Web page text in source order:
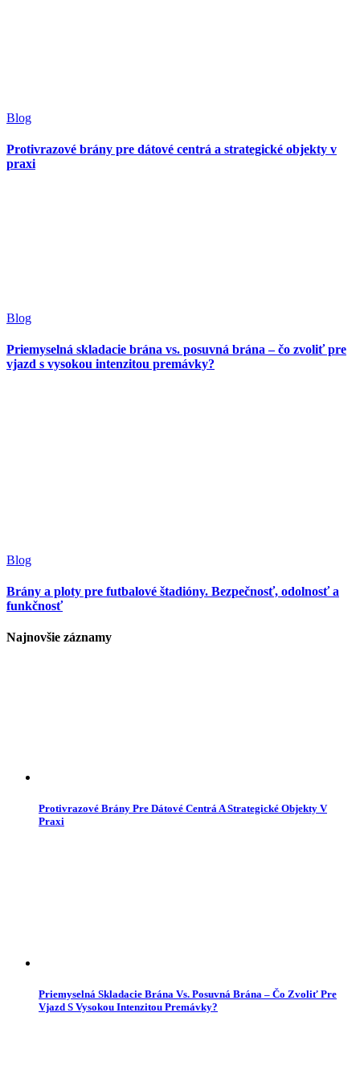
Blog
Protivrazové brány pre dátové centrá a strategické objekty v
praxi
Blog
Priemyselná skladacie brána vs. posuvná brána – čo zvoliť pre
vjazd s vysokou intenzitou premávky?
Blog
Brány a ploty pre futbalové štadióny. Bezpečnosť, odolnosť a
funkčnosť
Najnovšie záznamy
Protivrazové Brány Pre Dátové Centrá A Strategické Objekty V
Praxi
Priemyselná Skladacie Brána Vs. Posuvná Brána – Čo Zvoliť Pre
Vjazd S Vysokou Intenzitou Premávky?